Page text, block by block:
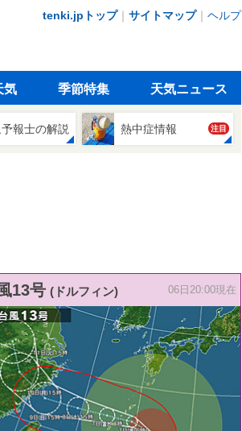
tenki.jpトップ｜ サイトマップ｜ ヘルプ
気 季節特集 天気ニュース
報士の解説 熱中症情報 注目
13号 (ドルフィン) 06日20:00現在